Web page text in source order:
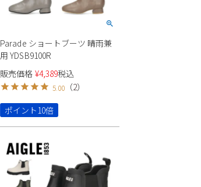
Parade ショートブーツ 晴雨兼
用 YDSB9100R
販売価格 ¥4,389税込
5.00 （2）
ポイント10倍